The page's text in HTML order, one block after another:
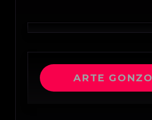
ARTE GONZO